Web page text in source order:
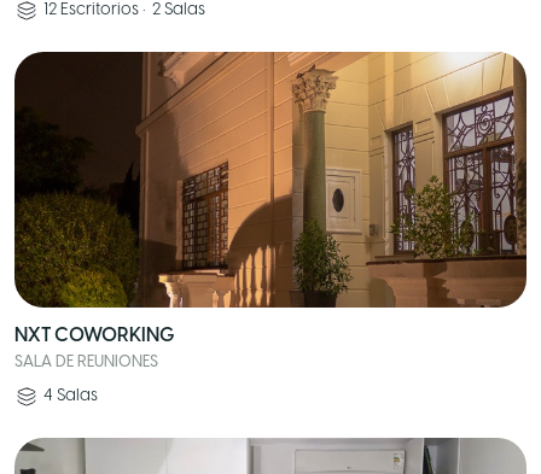
12 Escritorios • 2 Salas
NXT COWORKING
SALA DE REUNIONES
4 Salas